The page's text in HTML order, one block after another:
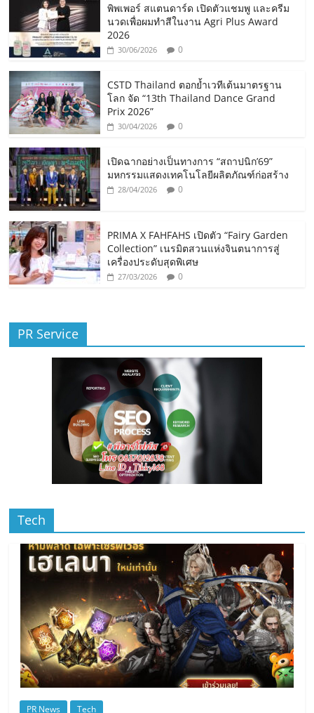
พิพเพอร์ สแตนดาร์ด เปิดตัวแชมพู และครีม
นวดเพื่อผมทำสีในงาน Agri Plus Award
2026
30/06/2026 0
CSTD Thailand ตอกย้ำเวทีเต้นมาตรฐาน
โลก จัด “13th Thailand Dance Grand
Prix 2026”
30/04/2026 0
เปิดฉากอย่างเป็นทางการ “สถาปนิก’69”
มหกรรมแสดงเทคโนโลยีผลิตภัณฑ์ก่อสร้าง
28/04/2026 0
PRIMA X FAHFAHS เปิดตัว “Fairy Garden
Collection” เนรมิตสวนแห่งจินตนาการสู่
เครื่องประดับสุดพิเศษ
27/03/2026 0
PR Service
Tech
PR News Tech